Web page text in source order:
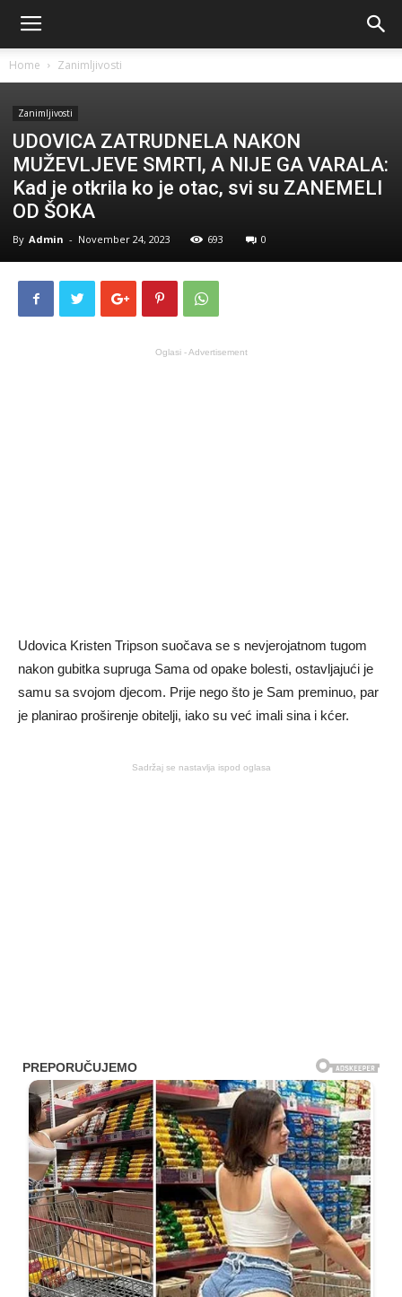
Home Zanimljivosti
Zanimljivosti
UDOVICA ZATRUDNELA NAKON
MUŽEVLJEVE SMRTI, A NIJE GA VARALA:
Kad je otkrila ko je otac, svi su ZANEMELI
OD ŠOKA
By Admin - November 24, 2023 693 0
Oglasi - Advertisement
Udovica Kristen Tripson suočava se s nevjerojatnom tugom
nakon gubitka supruga Sama od opake bolesti, ostavljajući je
samu sa svojom djecom. Prije nego što je Sam preminuo, par
je planirao proširenje obitelji, iako su već imali sina i kćer.
Sadržaj se nastavlja ispod oglasa